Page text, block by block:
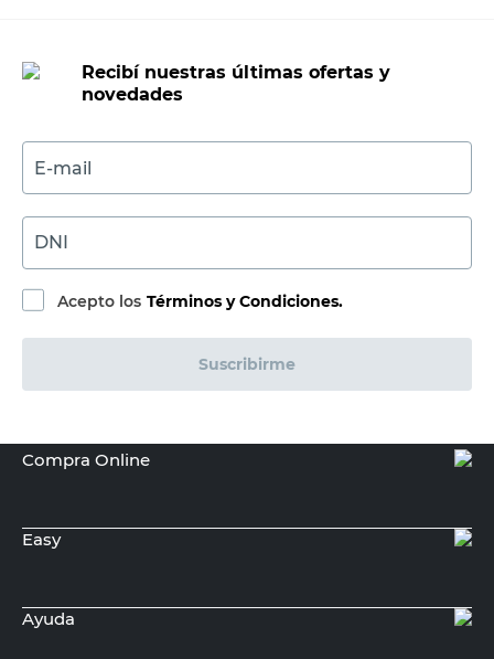
Recibí nuestras últimas ofertas y
novedades
E-mail
DNI
Acepto los Términos y Condiciones.
Suscribirme
Compra Online
Easy
Ayuda